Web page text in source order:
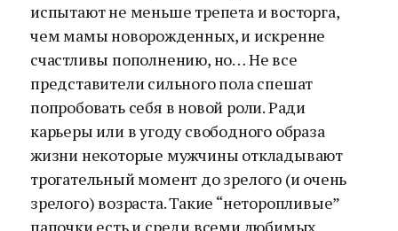
испытают не меньше трепета и восторга,
чем мамы новорожденных, и искренне
счастливы пополнению, но… Не все
представители сильного пола спешат
попробовать себя в новой роли. Ради
карьеры или в угоду свободного образа
жизни некоторые мужчины откладывают
трогательный момент до зрелого (и очень
зрелого) возраста. Такие “неторопливые”
папочки есть и среди всеми любимых